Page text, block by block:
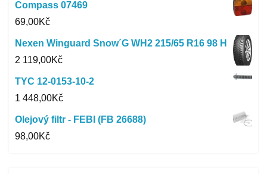
Compass 07469
69,00Kč
Nexen Winguard Snow´G WH2 215/65 R16 98 H
2 119,00Kč
TYC 12-0153-10-2
1 448,00Kč
Olejový filtr - FEBI (FB 26688)
98,00Kč